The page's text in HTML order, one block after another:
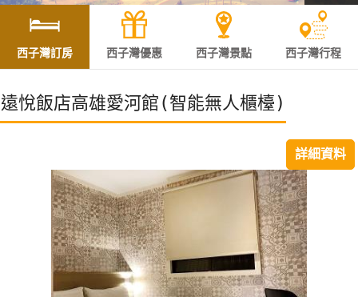
灣
訂
房
直接跟飯店訂房HOT
西子灣訂房 西子灣優惠 西子灣景點 西子灣行程
遠悅飯店高雄愛河館(智能無人櫃檯)
詳細資料